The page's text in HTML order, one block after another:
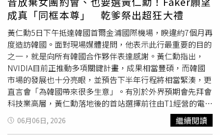
是真的，也回憶自己早在1990年代就曾親自到韓國龍山電
子商街發名片跑業務。他透露，輝達其實是與韓國網路、遊
戲與電競產業一起成長的，尤其《英雄聯盟》傳奇選手
Faker等電競明星，以及無數韓國玩家對遊戲的熱情，都是
推動NVIDIA技術走向全球的重要力量。黃仁勳感性表示：
「如果沒有韓國玩家，就不會有今天的NVIDIA。」節目組
還特別邀請韓國知名觀相師為黃仁勳解析面相。觀相師表
示，黃仁勳額頭寬闊高聳，象徵天資聰穎與卓越才華，眼神
堅定有神，展現出過人的智慧與領導者氣場；而五官以鼻子
為中心呈現聚攏格局，在面相學中更被視為財源不絕、足以
統領商業帝國的「鉅商之相」。面對一連串盛讚，黃仁勳忍
內容。對此，X平台所有者「xAI」並未回覆《路透社》透過
電子郵件提出的置評請求。OpenAI進一步表示，公司還追
查到另一批用戶，與一家承接政府業務的中國科技公司有
關，但並未公開該公司的名稱。OpenAI稱，這個團體試圖
介入美國有關AI與資料中心的辯論。這項議 題目前在美國極
具爭議性，已有超過10個州實施或正在考慮針對資料中心建
設的限制措施。OpenAI分享的部分範例漫畫，將資料中心
產業描繪成貪婪逐利的企業，並指控其龐大的用電需求正在
損害一般民眾的利益。OpenAI首席調查員尼莫（Ben
Nimmo）向媒體宣稱，這些行動似乎意圖操弄「1場關於美
國AI政策，以及更廣泛科技政策的正當性公共辯論。在這樣
成真「同框本尊」 乾爹祭出超狂大禮
黃仁勳5日下午抵達韓國首爾金浦國際機場，睽違約7個月再
度造訪韓國。面對現場媒體提問，他表示此行最重要的目的
之一，就是向所有韓國合作夥伴表達感謝。黃仁勳指出，
NVIDIA目前正推動多項關鍵計畫，成果相當豐碩，而韓國
市場的發展也十分亮眼，並預告下半年行程將相當緊湊，更
直言會「為韓國帶來很多生意」。有別於外界預期會先拜會
科技業高層，黃仁勳落地後的首站選擇前往由T1經營的電競
主題網咖，與戰隊成員見面交流。他在受訪時盛讚韓國是全
球最成熟的電競市場之一，而在接機人群中，T1隊長Faker
06月06日, 2026 繼續閱讀